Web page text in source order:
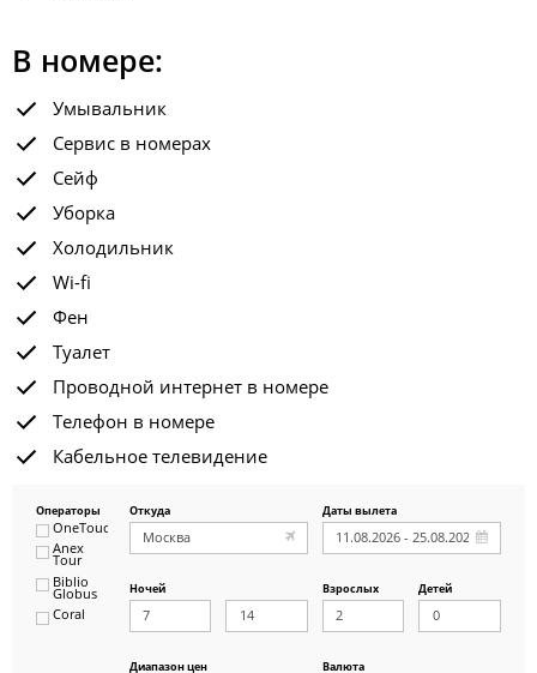
В номере:
Умывальник
Сервис в номерах
Сейф
Уборка
Холодильник
Wi-fi
Фен
Туалет
Проводной интернет в номере
Телефон в номере
Кабельное телевидение
Операторы
OneTouch&Travel
Anex
Tour
Biblio
Globus
Coral
Откуда Даты вылета
Ночей Взрослых Детей
Диапазон цен
Валюта